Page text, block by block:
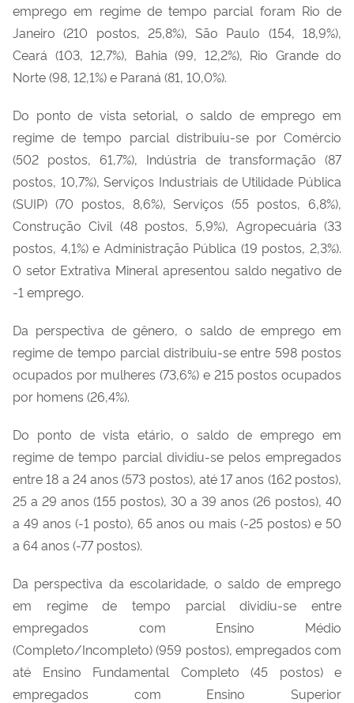
emprego em regime de tempo parcial foram Rio de
Janeiro (210 postos, 25,8%), São Paulo (154, 18,9%),
Ceará (103, 12,7%), Bahia (99, 12,2%), Rio Grande do
Norte (98, 12,1%) e Paraná (81, 10,0%).
Do ponto de vista setorial, o saldo de emprego em
regime de tempo parcial distribuiu-se por Comércio
(502 postos, 61,7%), Indústria de transformação (87
postos, 10,7%), Serviços Industriais de Utilidade Pública
(SUIP) (70 postos, 8,6%), Serviços (55 postos, 6,8%),
Construção Civil (48 postos, 5,9%), Agropecuária (33
postos, 4,1%) e Administração Pública (19 postos, 2,3%).
0 setor Extrativa Mineral apresentou saldo negativo de
-1 emprego.
Da perspectiva de gênero, o saldo de emprego em
regime de tempo parcial distribuiu-se entre 598 postos
ocupados por mulheres (73,6%) e 215 postos ocupados
por homens (26,4%).
Do ponto de vista etário, o saldo de emprego em
regime de tempo parcial dividiu-se pelos empregados
entre 18 a 24 anos (573 postos), até 17 anos (162 postos),
25 a 29 anos (155 postos), 30 a 39 anos (26 postos), 40
a 49 anos (-1 posto), 65 anos ou mais (-25 postos) e 50
a 64 anos (-77 postos).
Da perspectiva da escolaridade, o saldo de emprego
em regime de tempo parcial dividiu-se entre
empregados com Ensino Médio
(Completo/Incompleto) (959 postos), empregados com
até Ensino Fundamental Completo (45 postos) e
empregados com Ensino Superior